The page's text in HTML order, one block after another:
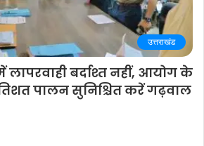
उत्तराखंड
बर्दाश्त नहीं, आयोग के
पालन सुनिश्चित करें गढ़वाल